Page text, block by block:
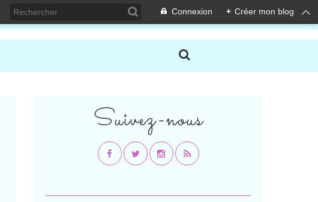
Connexion + Créer mon blog
Suivez-nous